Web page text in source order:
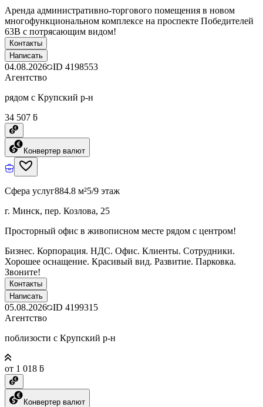
Аренда административно-торгового помещения в новом
многофункциональном комплексе на проспекте Победителей
63В с потрясающим видом!
Контакты
Написать
04.08.2026 ID 4198553
Агентство
рядом с Крупский р-н
34 507 ƃ
Конвертер валют
Сфера услуг884.8 м²5/9 этаж
г. Минск, пер. Козлова, 25
Просторный офис в живописном месте рядом с центром!
Бизнес. Корпорация. НДС. Офис. Клиенты. Сотрудники.
Хорошее оснащение. Красивый вид. Развитие. Парковка.
Звоните!
Контакты
Написать
05.08.2026 ID 4199315
Агентство
поблизости с Крупский р-н
от 1 018 ƃ
Конвертер валют